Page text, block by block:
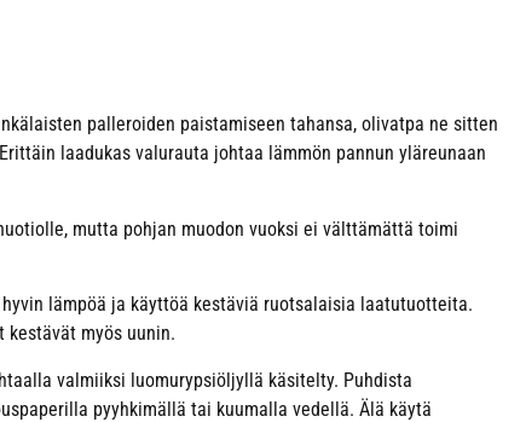
palleroiden paistamiseen tahansa, olivatpa ne sitten
laadukas valurauta johtaa lämmön pannun yläreunaan
mutta pohjan muodon vuoksi ei välttämättä toimi
lämpöä ja käyttöä kestäviä ruotsalaisia laatutuotteita.
kestävät myös uunin.
valmiiksi luomurypsiöljyllä käsitelty. Puhdista
pyyhkimällä tai kuumalla vedellä. Älä käytä